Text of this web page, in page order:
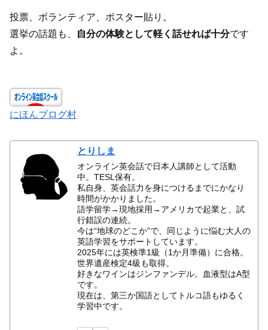
投票、ボランティア、ポスター貼り。
選挙の話題も、
自分の体験として軽く話せれば十分です
よ。
にほんブログ村
とりしま
オンライン英会話で日本人講師として活動
中。TESL保有。
私自身、英会話力を身につけるまでにかなり
時間がかかりました。
語学留学→現地採用→アメリカで起業と、試
行錯誤の連続。
今は“地球のどこか”で、同じように悩む大人の
英語学習をサポートしています。
2025年には英検準1級（1か月準備）に合格。
世界遺産検定4級も取得。
好きなワインはジンファンデル。血液型はA型
です。
現在は、第三か国語としてトルコ語もゆるく
学習中です。